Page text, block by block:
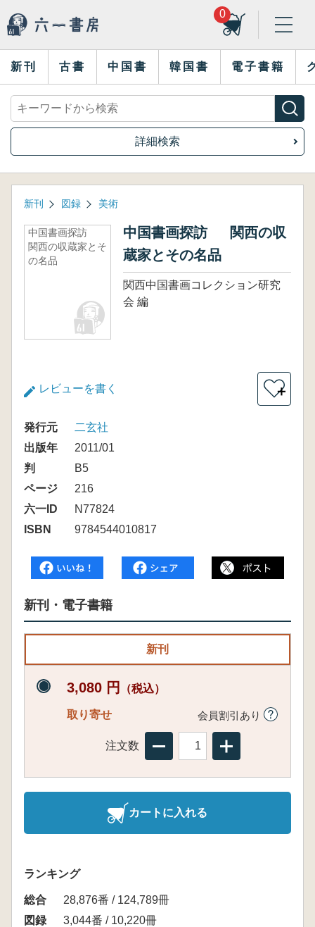
0
新刊 古書 中国書 韓国書 電子書籍
詳細検索
新刊 図録 美術
中国書画探訪
関西の収蔵家とそ
の名品
中国書画探訪 関西の収
蔵家とその名品
関西中国書画コレクション研究
会 編
レビューを書く ＋
発行元
二玄社
出版年
2011/01
判
B5
ページ
216
六一ID
N77824
ISBN
9784544010817
新刊・電子書籍
新刊
3,080 円 （税込）
取り寄せ 会員割引あり
注文数
カートに入れる
ランキング
総合
28,876番 / 124,789冊
図録
3,044番 / 10,220冊